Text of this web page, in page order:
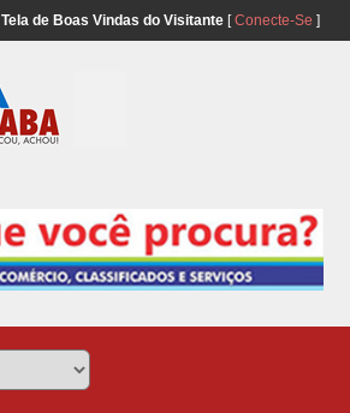
Tela de Boas Vindas do Visitante[Conecte-Se ]